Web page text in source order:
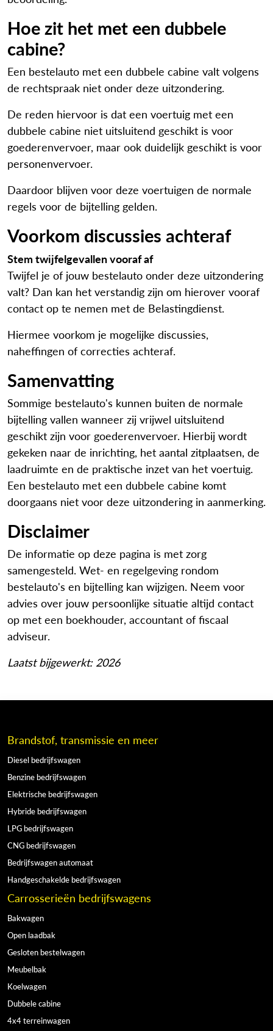
Hoe zit het met een dubbele
cabine?
Een bestelauto met een dubbele cabine valt volgens
de rechtspraak niet onder deze uitzondering.
De reden hiervoor is dat een voertuig met een
dubbele cabine niet uitsluitend geschikt is voor
goederenvervoer, maar ook duidelijk geschikt is voor
personenvervoer.
Daardoor blijven voor deze voertuigen de normale
regels voor de bijtelling gelden.
Voorkom discussies achteraf
Stem twijfelgevallen vooraf af
Twijfel je of jouw bestelauto onder deze uitzondering
valt? Dan kan het verstandig zijn om hierover vooraf
contact op te nemen met de Belastingdienst.
Hiermee voorkom je mogelijke discussies,
naheffingen of correcties achteraf.
Samenvatting
Sommige bestelauto's kunnen buiten de normale
bijtelling vallen wanneer zij vrijwel uitsluitend
geschikt zijn voor goederenvervoer. Hierbij wordt
gekeken naar de inrichting, het aantal zitplaatsen, de
laadruimte en de praktische inzet van het voertuig.
Een bestelauto met een dubbele cabine komt
doorgaans niet voor deze uitzondering in aanmerking.
Disclaimer
De informatie op deze pagina is met zorg
samengesteld. Wet- en regelgeving rondom
bestelauto's en bijtelling kan wijzigen. Neem voor
advies over jouw persoonlijke situatie altijd contact
op met een boekhouder, accountant of fiscaal
adviseur.
Laatst bijgewerkt: 2026
Brandstof, transmissie en meer
Diesel bedrijfswagen
Benzine bedrijfswagen
Elektrische bedrijfswagen
Hybride bedrijfswagen
LPG bedrijfswagen
CNG bedrijfswagen
Bedrijfswagen automaat
Handgeschakelde bedrijfswagen
Carrosserieën bedrijfswagens
Bakwagen
Open laadbak
Gesloten bestelwagen
Meubelbak
Koelwagen
Dubbele cabine
4x4 terreinwagen